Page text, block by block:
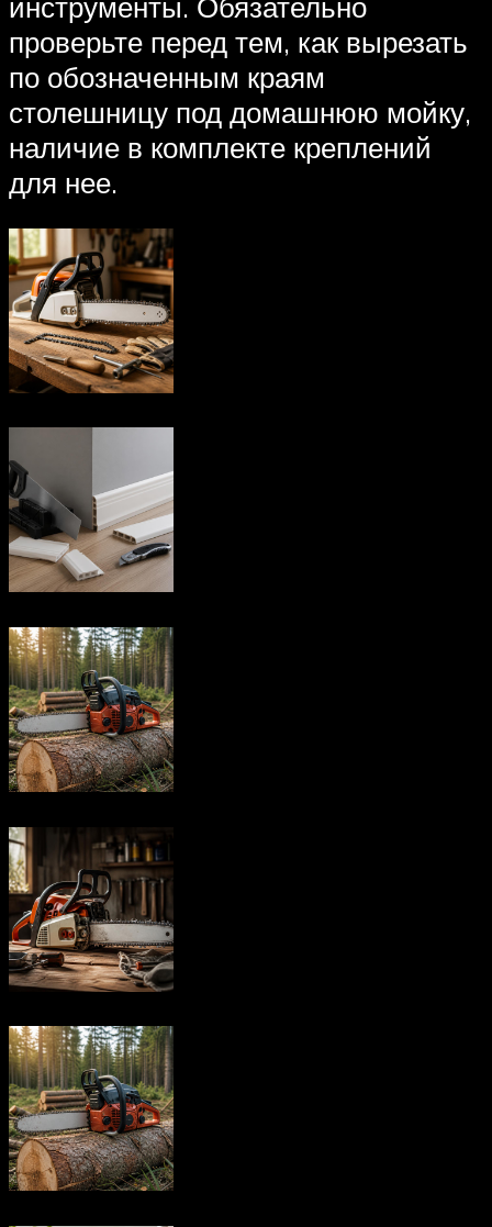
проверьте перед тем, как вырезать
по обозначенным краям
столешницу под домашнюю мойку,
наличие в комплекте креплений
для нее.